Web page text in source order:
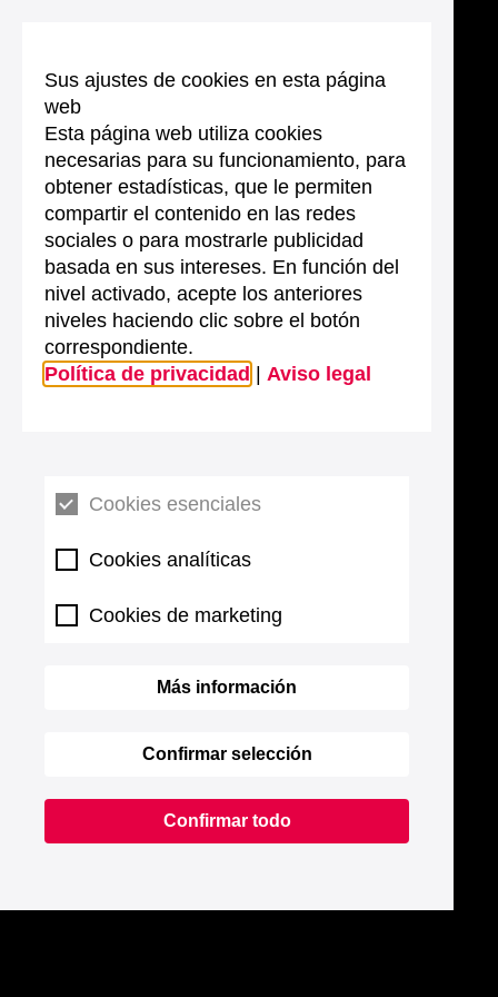
Sus ajustes de cookies en esta página
web
Esta página web utiliza cookies
necesarias para su funcionamiento, para
obtener estadísticas, que le permiten
compartir el contenido en las redes
sociales o para mostrarle publicidad
basada en sus intereses. En función del
nivel activado, acepte los anteriores
niveles haciendo clic sobre el botón
correspondiente.
Política de privacidad
Aviso legal
Cookies esenciales
Cookies analíticas
Cookies de marketing
Más información
Confirmar selección
Confirmar todo